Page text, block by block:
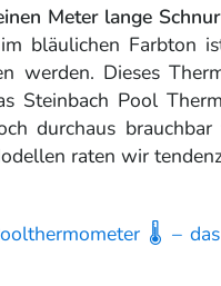
Meter lange Schnur
bläulichen Farbton
werden. Dieses
Steinbach Pool
durchaus brauchbar
raten wir
🌡 –